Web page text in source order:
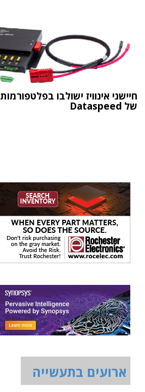
חיישני אינוויז ישולבו
של Dataspeed
ארועים בתעשייה